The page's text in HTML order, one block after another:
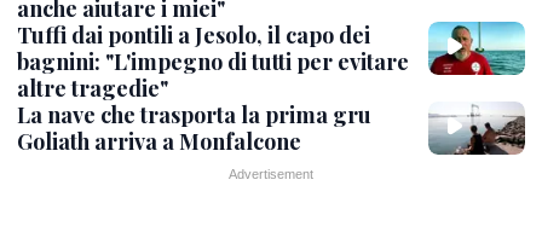
anche aiutare i miei"
Tuffi dai pontili a Jesolo, il capo dei
bagnini: "L'impegno di tutti per evitare
altre tragedie"
La nave che trasporta la prima gru
Goliath arriva a Monfalcone